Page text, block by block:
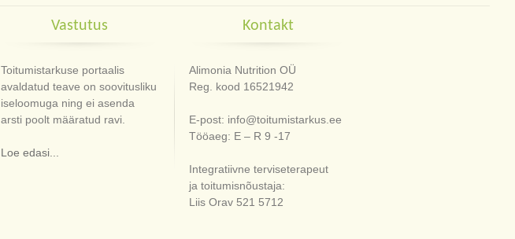
Vastutus
Toitumistarkuse portaalis
avaldatud teave on soovitusliku
iseloomuga ning ei asenda
arsti poolt määratud ravi.
Loe edasi...
Kontakt
Alimonia Nutrition OÜ
Reg. kood 16521942
E-post: info@toitumistarkus.ee
Tööaeg: E – R 9 -17
Integratiivne terviseterapeut
ja toitumisnõustaja:
Liis Orav 521 5712